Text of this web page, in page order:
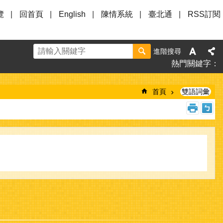
回首頁 English 陳情系統 臺北通 RSS訂閱
進階搜尋
熱門關鍵字
首頁 雙語詞彙